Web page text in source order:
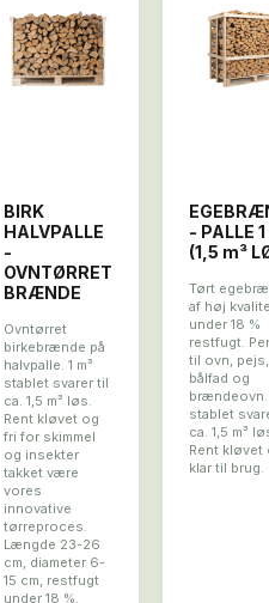
BIRK
HALVPALLE
-
OVNTØRRET
BRÆNDE
Ovntørret
birkebrænde på
halvpalle. 1 m³
stablet svarer til
ca. 1,5 m³ løs.
Rent kløvet og
fri for skimmel
og insekter
takket være
vores
innovative
tørreproces.
Længde 23-26
cm, diameter 6-
15 cm, restfugt
under 18 %.
- PALLE
(1,5 m³
Tørt
af høj
under 18 %
restfugt.
til ovn, pejs,
bålfad og
brændeovn.
stablet
ca. 1,5 m³
Rent kløvet
klar til brug.